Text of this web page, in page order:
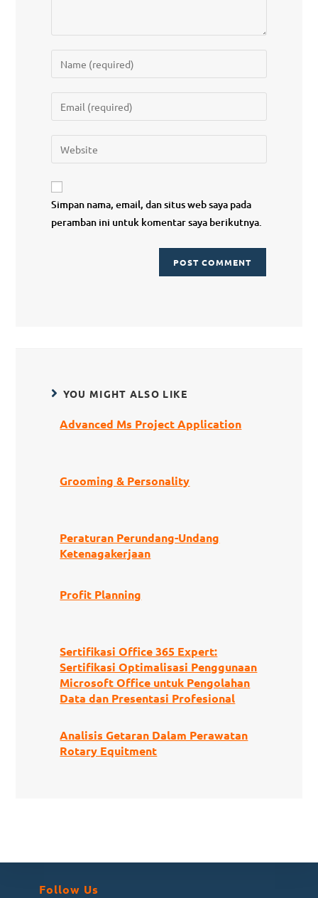
Simpan nama, email, dan situs web saya pada
peramban ini untuk komentar saya berikutnya.
YOU MIGHT ALSO LIKE
Advanced Ms Project Application
Grooming & Personality
Peraturan Perundang-Undang
Ketenagakerjaan
Profit Planning
Sertifikasi Office 365 Expert:
Sertifikasi Optimalisasi Penggunaan
Microsoft Office untuk Pengolahan
Data dan Presentasi Profesional
Analisis Getaran Dalam Perawatan
Rotary Equitment
Follow Us